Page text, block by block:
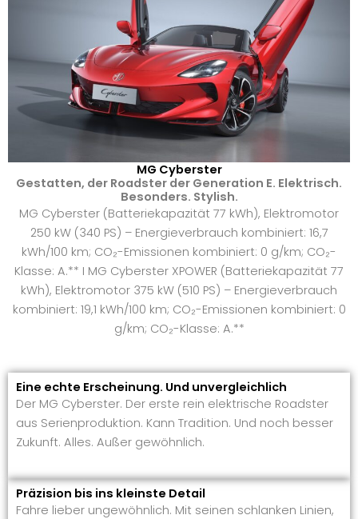
MG Cyberster
Gestatten, der Roadster der Generation E. Elektrisch.
Besonders. Stylish.
MG Cyberster (Batteriekapazität 77 kWh), Elektromotor
250 kW (340 PS) – Energieverbrauch kombiniert: 16,7
kWh/100 km; CO₂-Emissionen kombiniert: 0 g/km; CO₂-
Klasse: A.** I MG Cyberster XPOWER (Batteriekapazität 77
kWh), Elektromotor 375 kW (510 PS) – Energieverbrauch
kombiniert: 19,1 kWh/100 km; CO₂-Emissionen kombiniert: 0
g/km; CO₂-Klasse: A.**
Eine echte Erscheinung. Und unvergleichlich
Der MG Cyberster. Der erste rein elektrische Roadster
aus Serienproduktion. Kann Tradition. Und noch besser
Zukunft. Alles. Außer gewöhnlich.
Präzision bis ins kleinste Detail
Fahre lieber ungewöhnlich. Mit seinen schlanken Linien,